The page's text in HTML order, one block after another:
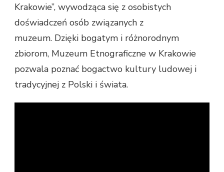
Krakowie”, wywodząca się z osobistych
doświadczeń osób związanych z
muzeum. Dzięki bogatym i różnorodnym
zbiorom, Muzeum Etnograficzne w Krakowie
pozwala poznać bogactwo kultury ludowej i
tradycyjnej z Polski i świata.